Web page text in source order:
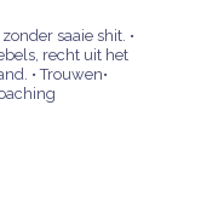
saaie shit. •
recht uit het
• Trouwen•